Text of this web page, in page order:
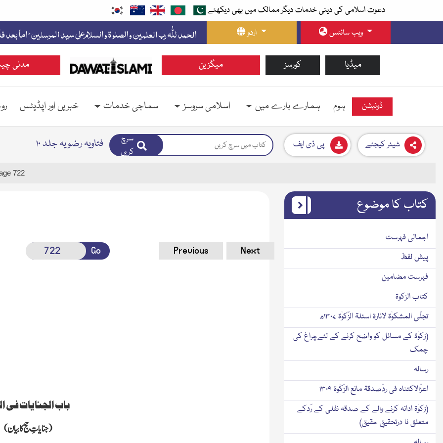
دعوت اسلامی کی دینی خدمات دیگر ممالک میں بھی دیکھئے
اردو
ویب سائٹس
مدنی میگزین کورسز میڈیا
ہوم ہمارے بارے میں اسلامی سروسز سماجی خدمات خبریں اور اپڈیٹس ڈونیشن
فتاویہ رضویہ جلد ۱۰
سرچ
کریں
پی ڈی ایف شیئر کیجئے
722
Go Previous Next
باب الجنایات فی
(جنایاتِ حج کا بیان)
کتاب کا موضوع
اجمالی فہرست
پیش لفظ
فہرست مضامین
کتاب الزکوۃ
تجلّی المشکوٰۃ لانارۃ اسئلۃ الزّکوٰۃ ۱۳۰۷ھ
(زکوٰۃ کے مسائل کو واضح کرنے کے لئےچراغ کی
چمک
رسالہ
اعزّالاکتناہ فی ردّصدقۃ مانع الزّکٰوۃ ۱۳۰۹
(زکوٰۃ ادانہ کرنے والے کے صدقہ نفلی کے رَدکے
متعلق نا درتحقیقِ حقیق)